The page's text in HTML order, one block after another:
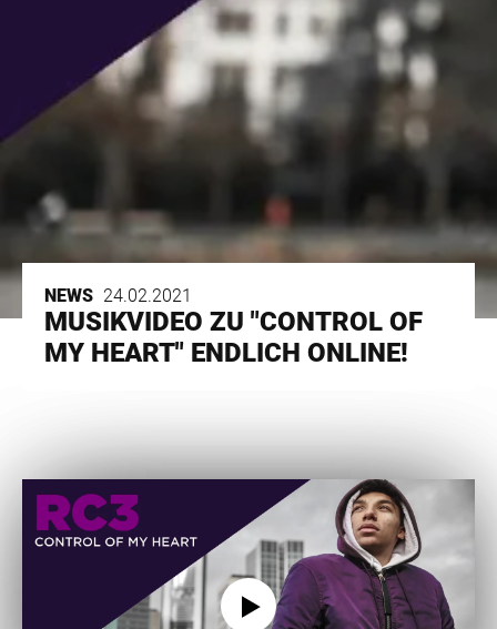
NEWS 24.02.2021
MUSIKVIDEO ZU "CONTROL OF
MY HEART" ENDLICH ONLINE!